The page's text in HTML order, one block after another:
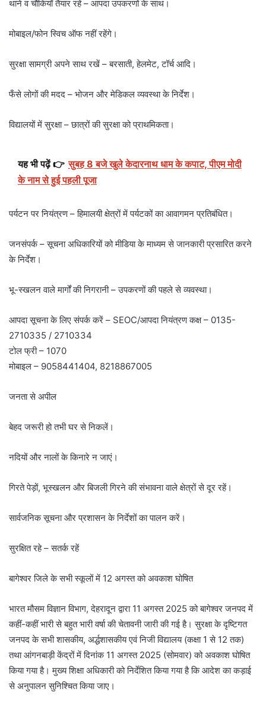
थाने व चौकियाँ तैयार रहें – आपदा उपकरणों के साथ।
मोबाइल/फोन स्विच ऑफ नहीं रहेंगे।
सुरक्षा सामग्री अपने साथ रखें – बरसाती, हेलमेट, टॉर्च आदि।
फँसे लोगों की मदद – भोजन और मेडिकल व्यवस्था के निर्देश।
विद्यालयों में सुरक्षा – छात्रों की सुरक्षा को प्राथमिकता।
यह भी पढ़ें 👉 सुबह 8 बजे खुले केदारनाथ धाम के कपाट, पीएम मोदी
के नाम से हुई पहली पूजा
पर्यटन पर नियंत्रण – हिमालयी क्षेत्रों में पर्यटकों का आवागमन प्रतिबंधित।
जनसंपर्क – सूचना अधिकारियों को मीडिया के माध्यम से जानकारी प्रसारित करने
के निर्देश।
भू-स्खलन वाले मार्गों की निगरानी – उपकरणों की पहले से व्यवस्था।
आपदा सूचना के लिए संपर्क करें – SEOC/आपदा नियंत्रण कक्ष – 0135-
2710335 / 2710334
टोल फ्री – 1070
मोबाइल – 9058441404, 8218867005
जनता से अपील
बेहद जरूरी हो तभी घर से निकलें।
नदियों और नालों के किनारे न जाएं।
गिरते पेड़ों, भूस्खलन और बिजली गिरने की संभावना वाले क्षेत्रों से दूर रहें।
सार्वजनिक सूचना और प्रशासन के निर्देशों का पालन करें।
सुरक्षित रहे – सतर्क रहें
बागेश्वर जिले के सभी स्कूलों में 12 अगस्त को अवकाश घोषित
भारत मौसम विज्ञान विभाग, देहरादून द्वारा 11 अगस्त 2025 को बागेश्वर जनपद में
कहीं-कहीं भारी से बहुत भारी वर्षा की चेतावनी जारी की गई है। सुरक्षा के दृष्टिगत
जनपद के सभी शासकीय, अर्द्धशासकीय एवं निजी विद्यालय (कक्षा 1 से 12 तक)
तथा आंगनबाड़ी केंद्रों में दिनांक 11 अगस्त 2025 (सोमवार) को अवकाश घोषित
किया गया है। मुख्य शिक्षा अधिकारी को निर्देशित किया गया है कि आदेश का कड़ाई
से अनुपालन सुनिश्चित किया जाए।